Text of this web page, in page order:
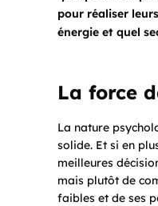
pour réaliser
énergie et quel
La force
La nature
solide. Et si en
meilleures
mais plutôt de
faibles et de ses